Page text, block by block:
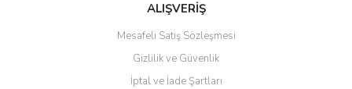
ALIŞVERİŞ
Mesafeli Satış Sözleşmesi
Gizlilik ve Güvenlik
İptal ve İade Şartları